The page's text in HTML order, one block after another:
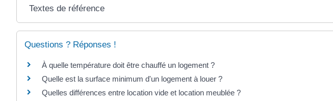
Textes de référence
Questions ? Réponses !
À quelle température doit être chauffé un logement ?
Quelle est la surface minimum d'un logement à louer ?
Quelles différences entre location vide et location meublée ?